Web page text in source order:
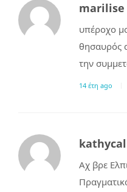
marilise
υπέροχο
θησαυρός
την
14 έτη ago
Αχ βρε